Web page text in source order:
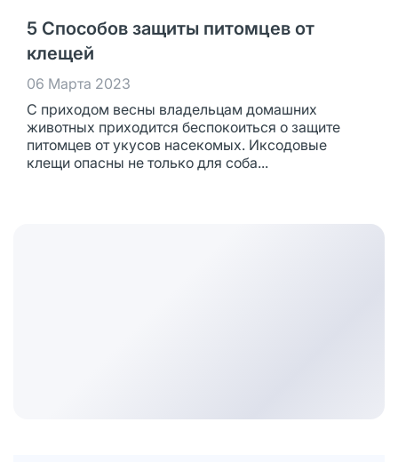
5 Способов защиты питомцев от
клещей
06 Марта 2023
С приходом весны владельцам домашних
животных приходится беспокоиться о защите
питомцев от укусов насекомых. Иксодовые
клещи опасны не только для соба...